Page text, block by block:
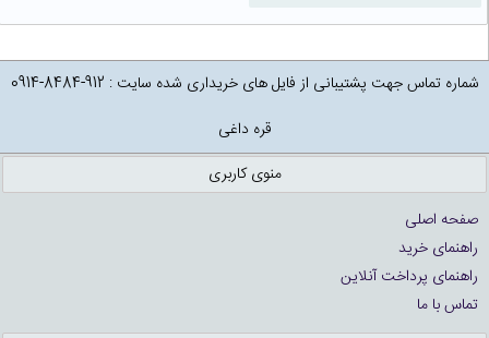
شماره تماس جهت پشتیبانی از فایل های خریداری شده سایت : 912-8484-0914
قره داغی
منوی کاربری
صفحه اصلی
راهنمای خرید
راهنمای پرداخت آنلاین
تماس با ما